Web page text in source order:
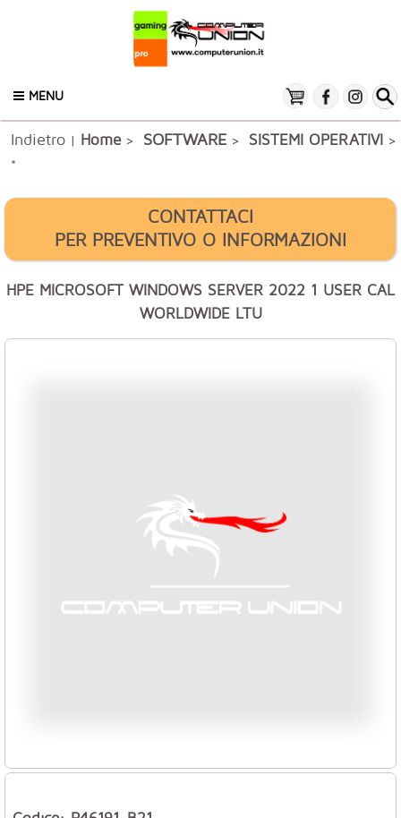
MENU
Indietro | Home> SOFTWARE > SISTEMI OPERATIVI >
*
CONTATTACI
PER PREVENTIVO O INFORMAZIONI
HPE MICROSOFT WINDOWS SERVER 2022 1 USER CAL
WORLDWIDE LTU